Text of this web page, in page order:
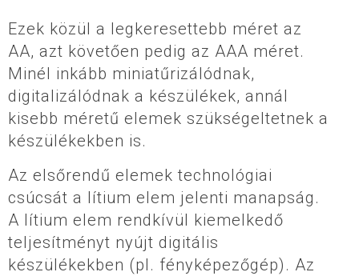
Ezek közül a legkeresettebb méret az
AA, azt követően pedig az AAA méret.
Minél inkább miniatűrizálódnak,
digitalizálódnak a készülékek, annál
kisebb méretű elemek szükségeltetnek a
készülékekben is.
Az elsőrendű elemek technológiai
csúcsát a lítium elem jelenti manapság.
A lítium elem rendkívül kiemelkedő
teljesítményt nyújt digitális
készülékekben (pl. fényképezőgép). Az